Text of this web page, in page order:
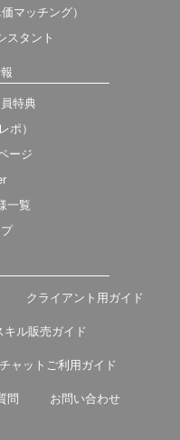
マッチング）
スタント
特典
ポ）
ージ
一覧
クライアント用ガイド
キル販売ガイド
チャットご利用ガイド
問 お問い合わせ